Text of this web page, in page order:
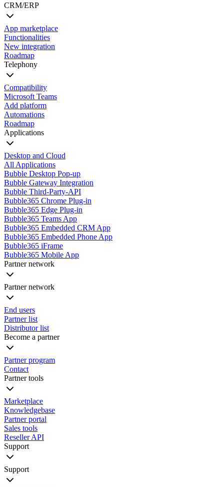
CRM/ERP
App marketplace
Functionalities
New integration
Roadmap
Telephony
Compatibility
Microsoft Teams
Add platform
Automations
Roadmap
Applications
Desktop and Cloud
All Applications
Bubble Desktop Pop-up
Bubble Gateway Integration
Bubble Third-Party-API
Bubble365 Chrome Plug-in
Bubble365 Edge Plug-in
Bubble365 Teams App
Bubble365 Embedded CRM App
Bubble365 Embedded Phone App
Bubble365 iFrame
Bubble365 Mobile App
Partner network
Partner network
End users
Partner list
Distributor list
Become a partner
Partner program
Contact
Partner tools
Marketplace
Knowledgebase
Partner portal
Sales tools
Reseller API
Support
Support